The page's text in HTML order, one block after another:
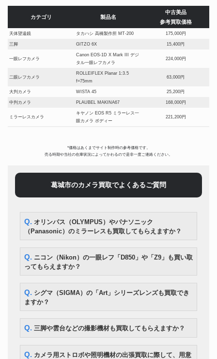
カテゴリ 製品名
中古美品
参考買取価格
天体望遠鏡 タカハシ 高橋製作所 MT-200 175,000円
三脚 GITZO 6X 15,400円
一眼レフカメラ
Canon EOS-1D X Mark III デジ
タル一眼レフカメラ
224,000円
二眼レフカメラ
ROLLEIFLEX Planar 1:3.5
f=75mm
63,000円
大判カメラ WISTA 45 25,200円
中判カメラ PLAUBEL MAKINA67 168,000円
ミラーレスカメラ
キヤノン EOS R5 ミラーレス一
眼カメラ ボディー
221,200円
Leica Q3
シネマカメラ
ゴープロ HERO 9 Black
NIKON 実体顕微鏡 SMZ800
RAYNOX マクロ探検隊 CM-
10,150円
Manfrotto ナイトロテック608 フ
ルードビデオ雲台
ライカ Noctivid 8×42 オリーブ
*価格はあくまでサイト制作時の参考価格です。
売る時期や当社の在庫状況によってかわるので是非一度ご連絡ください。
葛城市のカメラ買取でよくあるご質問
Q. オリンパス（OLYMPUS）やパナソニック
（Panasonic）のミラーレスも買取してもらえますか？
Q. ニコン（Nikon）の一眼レフ「D850」や「Z9」も買い取
ってもらえますか？
Q. シグマ（SIGMA）の「Art」シリーズレンズも買取でき
ますか？
Q. 三脚や雲台などの撮影機材も買取してもらえますか？
Q. カメラ用ストロボや照明機材の出張買取に際して、用意